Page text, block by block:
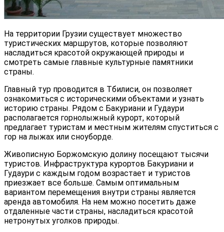
На территории Грузии существует множество
туристических маршрутов, которые позволяют
насладиться красотой окружающей природы и
смотреть самые главные культурные памятники
страны.
Главный тур проводится в Тбилиси, он позволяет
ознакомиться с историческими объектами и узнать
историю страны. Рядом с Бакуриани и Гудаури
располагается горнолыжный курорт, который
предлагает туристам и местным жителям спуститься с
гор на лыжах или сноуборде.
Живописную Боржомскую долину посещают тысячи
туристов. Инфраструктура курортов Бакуриани и
Гудаури с каждым годом возрастает и туристов
приезжает все больше. Самым оптимальным
вариантом перемещения внутри страны является
аренда автомобиля. На нем можно посетить даже
отдаленные части страны, насладиться красотой
нетронутых уголков природы.